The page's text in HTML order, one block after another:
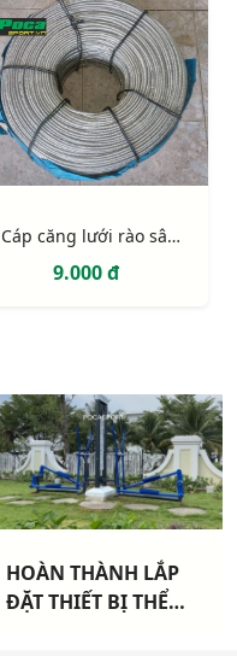
Cáp căng lưới rào sân bóng + tăng đơ + ốc siết cáp
9.000 đ
LẮP
BỊ THỂ
ĐẶT